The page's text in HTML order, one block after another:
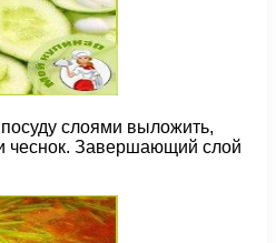
слоями выложить,
чеснок. Завершающий слой